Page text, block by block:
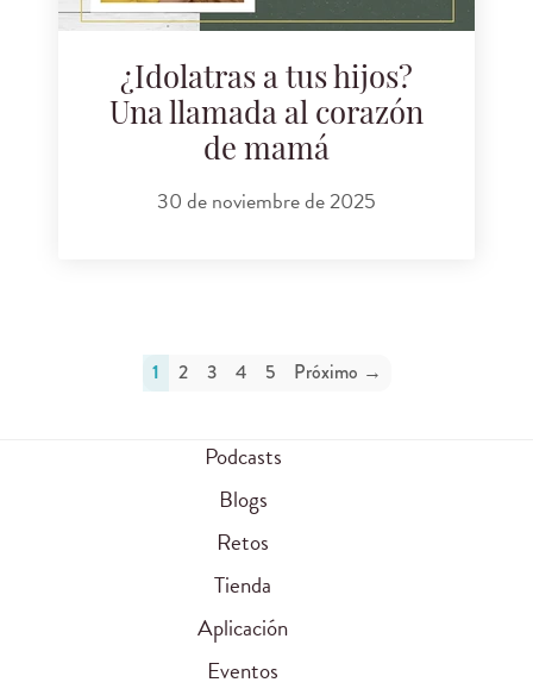
¿Idolatras a tus hijos?
Una llamada al corazón
de mamá
30 de noviembre de 2025
1 2 3 4 5 Próximo →
Podcasts
Blogs
Retos
Tienda
Aplicación
Eventos